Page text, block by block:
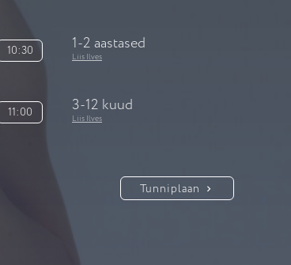
10:30 1-2 aastased
Liis Ilves
11:00 3-12 kuud
Liis Ilves
Tunniplaan